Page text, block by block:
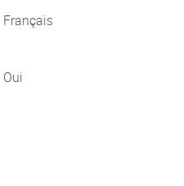
Français
Oui